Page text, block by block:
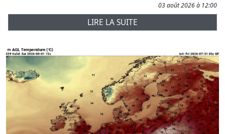
03 août 2026 à 12:00
LIRE LA SUITE